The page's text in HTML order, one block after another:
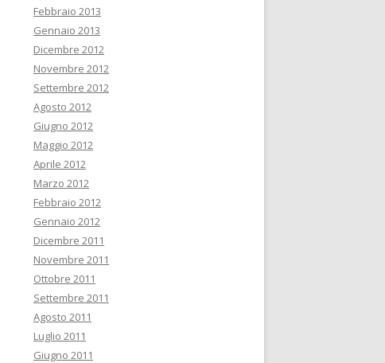
Febbraio 2013
Gennaio 2013
Dicembre 2012
Novembre 2012
Settembre 2012
Agosto 2012
Giugno 2012
Maggio 2012
Aprile 2012
Marzo 2012
Febbraio 2012
Gennaio 2012
Dicembre 2011
Novembre 2011
Ottobre 2011
Settembre 2011
Agosto 2011
Luglio 2011
Giugno 2011